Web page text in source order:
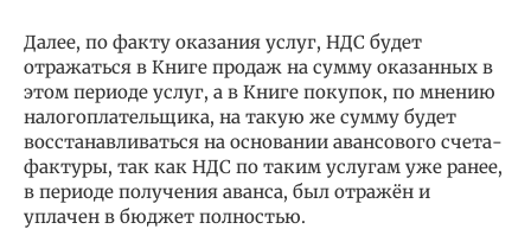
Далее, по факту оказания услуг, НДС будет
отражаться в Книге продаж на сумму оказанных в
этом периоде услуг, а в Книге покупок, по мнению
налогоплательщика, на такую же сумму будет
восстанавливаться на основании авансового счета-
фактуры, так как НДС по таким услугам уже ранее,
в периоде получения аванса, был отражён и
уплачен в бюджет полностью.